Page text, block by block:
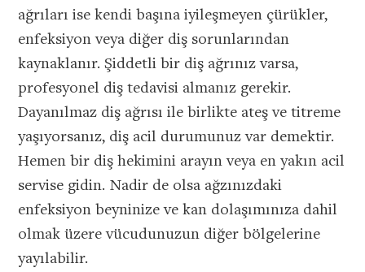
ağrıları ise kendi başına iyileşmeyen çürükler,
enfeksiyon veya diğer diş sorunlarından
kaynaklanır. Şiddetli bir diş ağrınız varsa,
profesyonel diş tedavisi almanız gerekir.
Dayanılmaz diş ağrısı ile birlikte ateş ve titreme
yaşıyorsanız, diş acil durumunuz var demektir.
Hemen bir diş hekimini arayın veya en yakın acil
servise gidin. Nadir de olsa ağzınızdaki
enfeksiyon beyninize ve kan dolaşımınıza dahil
olmak üzere vücudunuzun diğer bölgelerine
yayılabilir.